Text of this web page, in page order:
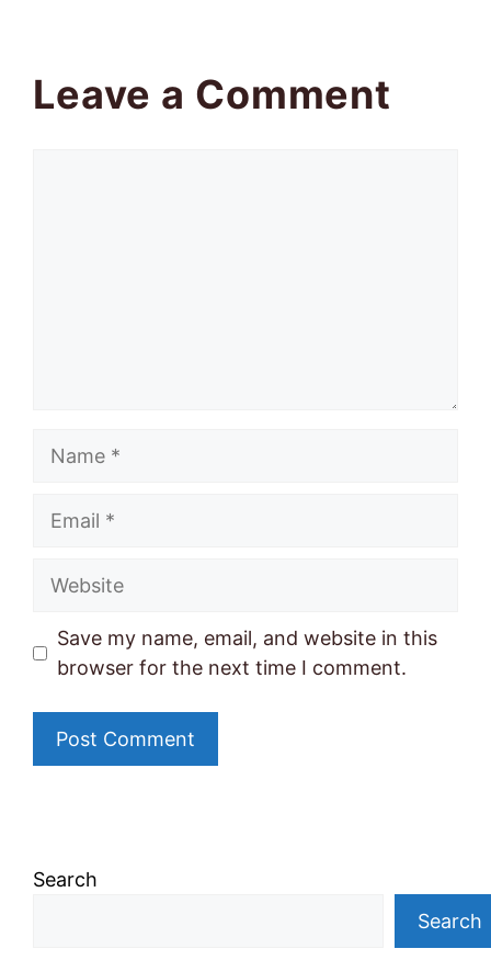
Leave a Comment
Website
Save my name, email, and website in this
browser for the next time I comment.
Search
Search